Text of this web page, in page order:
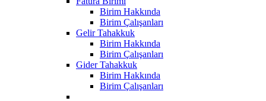
Birim Hakkında
Birim Çalışanları
Gelir Tahakkuk
Birim Hakkında
Birim Çalışanları
Gider Tahakkuk
Birim Hakkında
Birim Çalışanları